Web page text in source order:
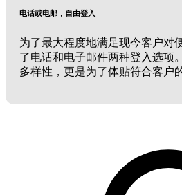
电话或电邮，自由登入
为了最大程度地满足现今客户对
了电话和电子邮件两种登入选项
多样性，更是为了体贴符合客户